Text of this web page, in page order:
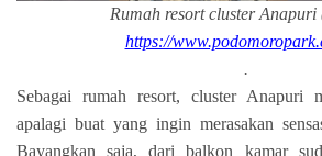
Rumah resort cluster Anapuri
https://
.
Sebagai rumah resort, cluster Anapuri
apalagi buat yang ingin merasakan
Bayangkan saja, dari balkon kamar